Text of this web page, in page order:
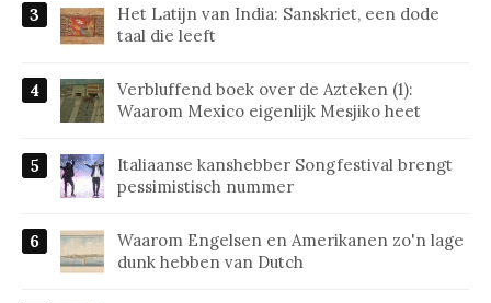
Het Latijn van India: Sanskriet, een dode
taal die leeft
Verbluffend boek over de Azteken (1):
Waarom Mexico eigenlijk Mesjiko heet
Italiaanse kanshebber Songfestival brengt
pessimistisch nummer
Waarom Engelsen en Amerikanen zo'n lage
dunk hebben van Dutch